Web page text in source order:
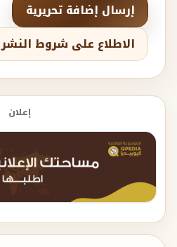
إرسال إضافة تحريرية
الاطلاع على شروط النشر
إعلان